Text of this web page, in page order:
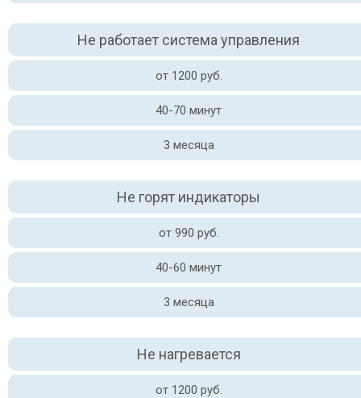
Не работает система управления
от 1200 руб.
40-70 минут
3 месяца
Не горят индикаторы
от 990 руб.
40-60 минут
3 месяца
Не нагревается
от 1200 руб.